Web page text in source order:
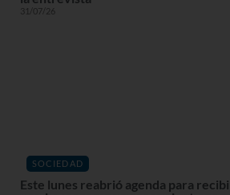
31/07/26
SOCIEDAD
Este lunes reabrió agenda para